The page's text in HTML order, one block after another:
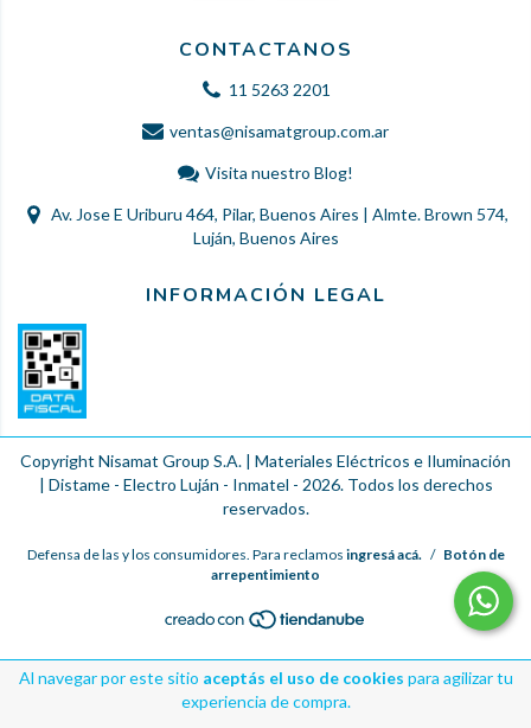
Al navegar por este sitio aceptás el uso de cookies para agilizar tu
experiencia de compra.
CONTACTANOS
11 5263 2201
ventas@nisamatgroup.com.ar
Visita nuestro Blog!
Av. Jose E Uriburu 464, Pilar, Buenos Aires | Almte. Brown 574,
Luján, Buenos Aires
INFORMACIÓN LEGAL
Copyright Nisamat Group S.A. | Materiales Eléctricos e Iluminación
| Distame - Electro Luján - Inmatel - 2026. Todos los derechos
reservados.
Defensa de las y los consumidores. Para reclamos ingresá acá. / Botón de
arrepentimiento